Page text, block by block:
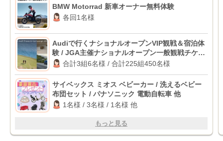
BMW Motorrad 新車オーナー無料体験
各回1名様
Audiで行くナショナルオープンVIP観戦＆宿泊体
験 / JGA主催ナショナルオープン一般観戦チケッ
ト 合計3組6名様 / 合計225組450名様
サイベックス ミオス ベビーカー / 洗えるベビー
布団セット / パナソニック 電動自転車 他
1名様 / 3名様 / 1名様 他
もっと見る